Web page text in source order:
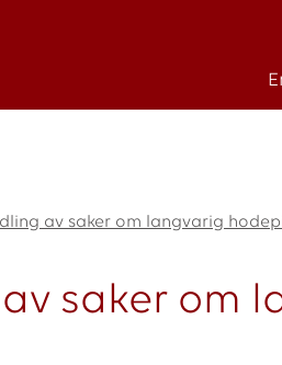
av saker om langvarig
saker om